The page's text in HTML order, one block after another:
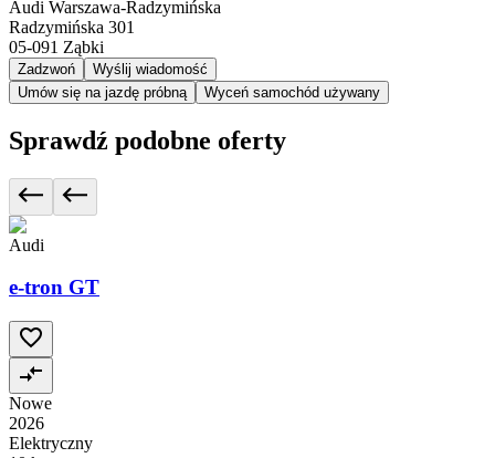
Audi Warszawa-Radzymińska
Radzymińska 301
05-091 Ząbki
Zadzwoń
Wyślij wiadomość
Umów się na jazdę próbną
Wyceń samochód używany
Sprawdź podobne oferty
Audi
e-tron GT
Nowe
2026
Elektryczny